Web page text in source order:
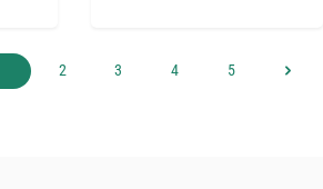
Page
2 Page
3 Page
4 Page
5